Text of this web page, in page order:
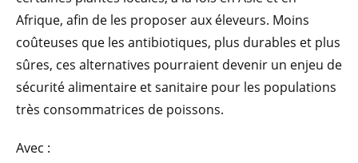
Afrique, afin de les proposer aux éleveurs. Moins
coûteuses que les antibiotiques, plus durables et plus
sûres, ces alternatives pourraient devenir un enjeu de
sécurité alimentaire et sanitaire pour les populations
très consommatrices de poissons.
Avec :